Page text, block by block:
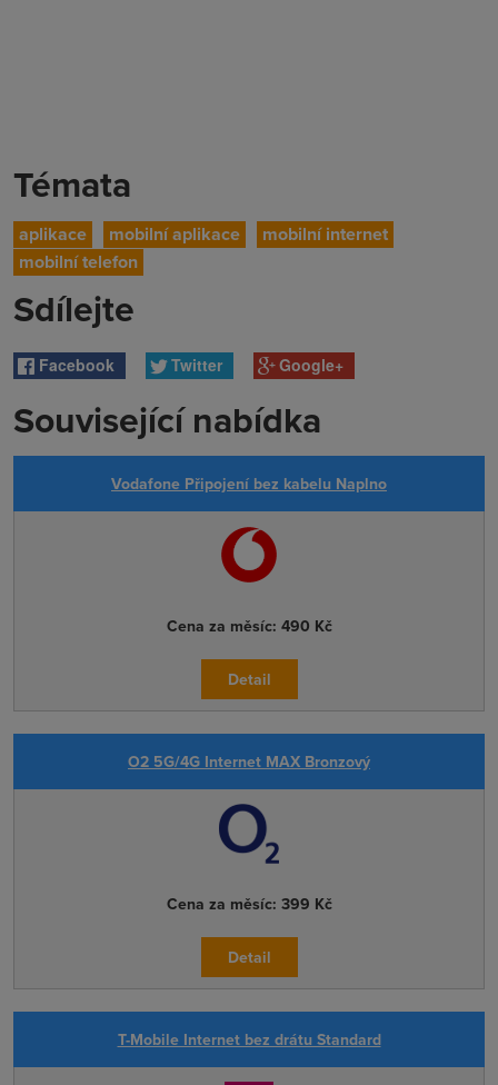
Témata
aplikace mobilní aplikace
mobilní internet
mobilní telefon
Sdílejte
Facebook Twitter Google+
Související nabídka
Vodafone Připojení bez kabelu Naplno
Cena za měsíc: 490 Kč
Detail
O2 5G/4G Internet MAX Bronzový
Cena za měsíc: 399 Kč
Detail
T-Mobile Internet bez drátu Standard